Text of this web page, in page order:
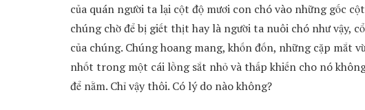
của quán người ta lại cột độ mươi con chó vào những gốc
chúng chờ để bị giết thịt hay là người ta nuôi chó như vậy,
của chúng. Chúng hoang mang, khốn đốn, những cặp mắt
nhốt trong một cái lồng sắt nhỏ và thấp khiến cho nó
để nằm. Chỉ vậy thôi. Có lý do nào không?